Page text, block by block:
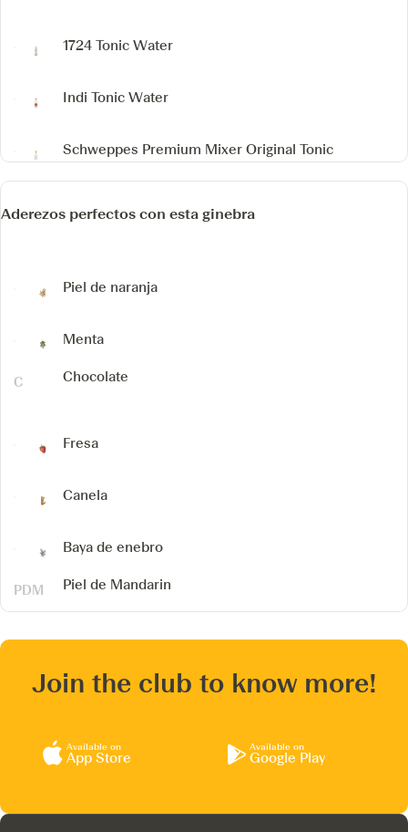
1724 Tonic Water
Indi Tonic Water
Schweppes Premium Mixer Original Tonic
Aderezos perfectos con esta ginebra
Piel de naranja
Menta
Chocolate
Fresa
Canela
Baya de enebro
Piel de Mandarin
Join the club to know more!
Available on
App Store
Available on
Google Play